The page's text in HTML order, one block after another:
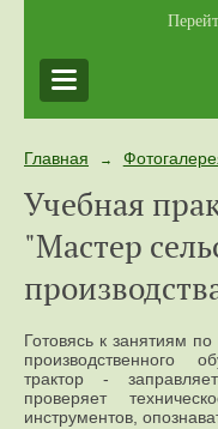
Главная →
Учебная
"Мастер
Готовясь к занятиям
производственного
трактор -
проверяет
инструментов,